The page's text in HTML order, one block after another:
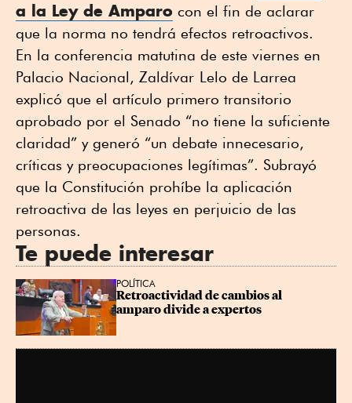
a la Ley de Amparo con el fin de aclarar
que la norma no tendrá efectos retroactivos.
En la conferencia matutina de este viernes en
Palacio Nacional, Zaldívar Lelo de Larrea
explicó que el artículo primero transitorio
aprobado por el Senado “no tiene la suficiente
claridad” y generó “un debate innecesario,
críticas y preocupaciones legítimas”. Subrayó
que la Constitución prohíbe la aplicación
retroactiva de las leyes en perjuicio de las
personas.
Te puede interesar
POLÍTICA
Retroactividad de cambios al
amparo divide a expertos